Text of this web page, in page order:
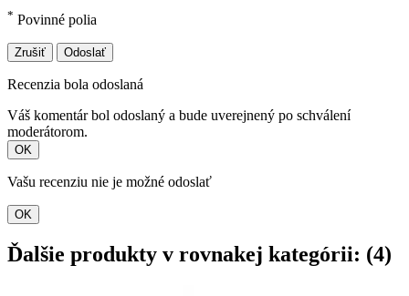
* Povinné polia
Zrušiť Odoslať
Recenzia bola odoslaná
Váš komentár bol odoslaný a bude uverejnený po schválení
moderátorom.
OK
Vašu recenziu nie je možné odoslať
OK
Ďalšie produkty v rovnakej kategórii: (4)